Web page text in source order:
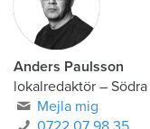
Anders Paulsson
lokalredaktör –
Mejla mig